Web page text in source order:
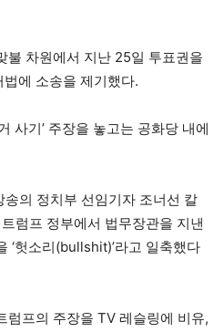
불 차원에서 지난 25일 투표권을
에 소송을 제기했다.
사기’ 주장을 놓고는 공화당 내에
의 정치부 선임기자 조너선 칼
럼프 정부에서 법무장관을 지낸
‘헛소리(bullshit)’라고 일축했다
럼프의 주장을 TV 레슬링에 비유,